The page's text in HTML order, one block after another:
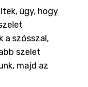
úgy, hogy
a szósszal,
szelet
majd az